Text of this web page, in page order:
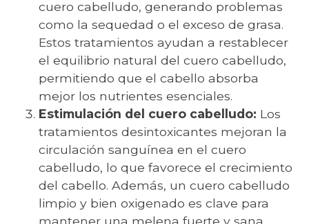
cuero cabelludo, generando problemas
como la sequedad o el exceso de grasa.
Estos tratamientos ayudan a restablecer
el equilibrio natural del cuero cabelludo,
permitiendo que el cabello absorba
mejor los nutrientes esenciales.
Estimulación del cuero cabelludo: Los
tratamientos desintoxicantes mejoran la
circulación sanguínea en el cuero
cabelludo, lo que favorece el crecimiento
del cabello. Además, un cuero cabelludo
limpio y bien oxigenado es clave para
mantener una melena fuerte y sana.